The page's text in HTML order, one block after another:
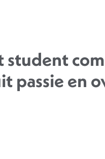
student
passie en